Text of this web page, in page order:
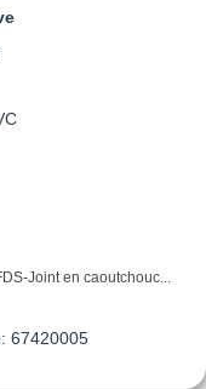
Joint en caoutchouc...
67420005